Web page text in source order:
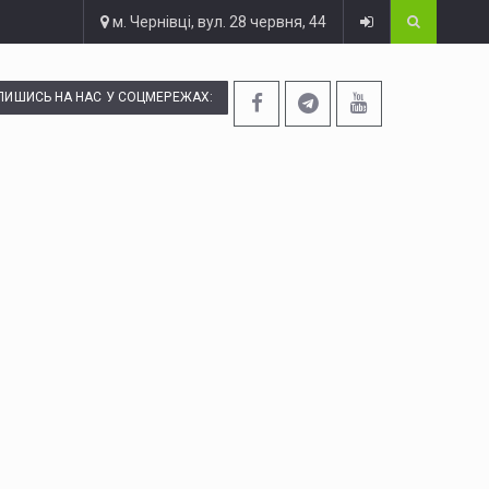
м. Чернівці, вул. 28 червня, 44
НА НАС У СОЦМЕРЕЖАХ: